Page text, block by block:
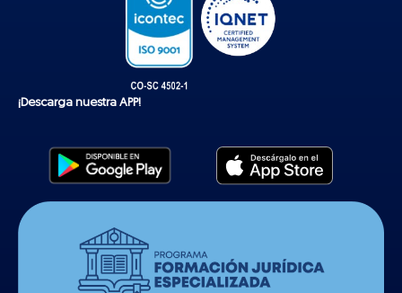
¡Descarga nuestra APP!